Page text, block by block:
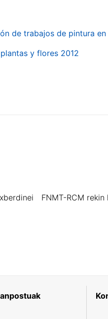
de trabajos de pintura
y flores 2012
FNMT-RCM